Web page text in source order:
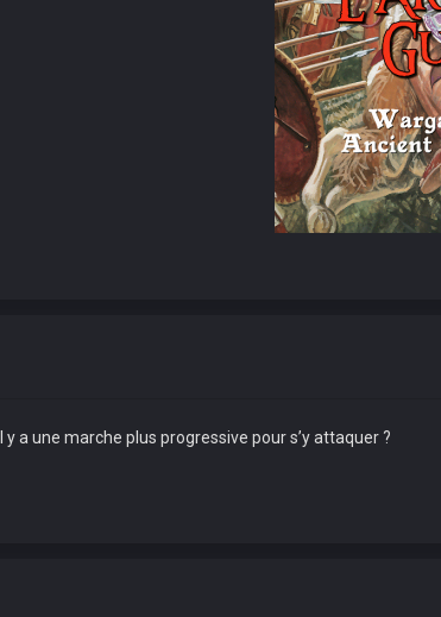
a une marche plus progressive pour s’y attaquer ?